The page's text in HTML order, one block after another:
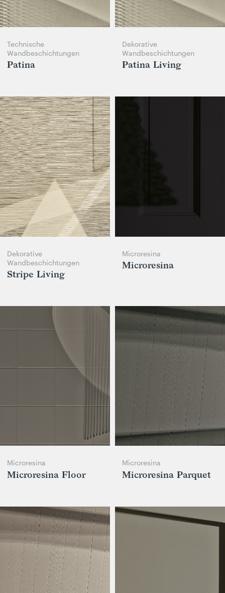
Technische
Wandbeschichtungen
Patina
Dekorative
Wandbeschichtungen
Patina Living
Dekorative
Wandbeschichtungen
Stripe Living
Microresina
Microresina
Microresina
Microresina Floor
Microresina
Microresina Parquet